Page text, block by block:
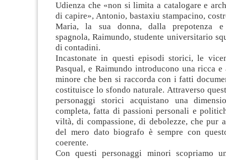
Udienza che «non si limita a catalogare e
di capire», Antonio, bastaxiu stampacino,
Maria, la sua donna, dalla prepotenza e
spagnola, Raimundo, studente universitario
di contadini.
Incastonate in questi episodi storici, le
Pasqual, e Raimundo introducono una ricca
minore che ben si raccorda con i fatti
costituisce lo sfondo naturale. Attraverso
personaggi storici acquistano una
completa, fatta di passioni personali e
viltà, di compassione, di debolezze, che pur
del mero dato biografo è sempre con
coerente.
Con questi personaggi minori scopriamo